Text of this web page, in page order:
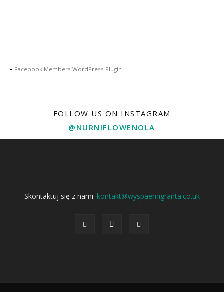
- Facebook Members WordPress Plugin
FOLLOW US ON INSTAGRAM
@NURNIFLOWENOLA
Skontaktuj się z nami: kontakt@wyspaemigranta.co.uk